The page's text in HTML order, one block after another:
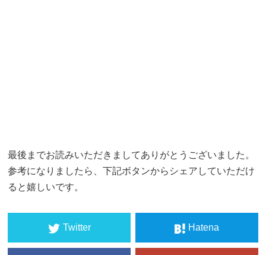
最後までお読みいただきましてありがとうございました。
参考になりましたら、下記ボタンからシェアしていただけ
ると嬉しいです。
Twitter Hatena